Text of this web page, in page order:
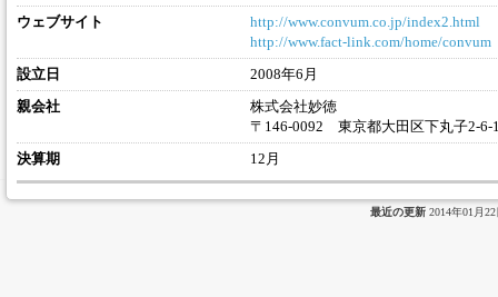
ウェブサイト
http://www.convum.co.jp/index2.html
http://www.fact-link.com/home/convum
設立日
2008年6月
親会社
株式会社妙徳
〒146-0092 東京都大田区下丸子2-6-
決算期
12月
最近の更新 2014年01月